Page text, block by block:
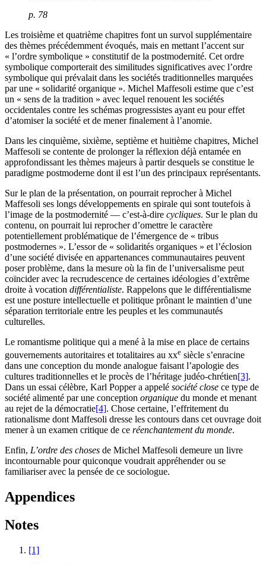
p. 78
Les troisième et quatrième chapitres font un survol supplémentaire
des thèmes précédemment évoqués, mais en mettant l’accent sur
« l’ordre symbolique » constitutif de la postmodernité. Cet ordre
symbolique comporterait des similitudes significatives avec l’ordre
symbolique qui prévalait dans les sociétés traditionnelles marquées
par une « solidarité organique ». Michel Maffesoli estime que c’est
un « sens de la tradition » avec lequel renouent les sociétés
occidentales contre les schémas progressistes ayant eu pour effet
d’atomiser la société et de mener finalement à l’anomie.
Dans les cinquième, sixième, septième et huitième chapitres, Michel
Maffesoli se contente de prolonger la réflexion déjà entamée en
approfondissant les thèmes majeurs à partir desquels se constitue le
paradigme postmoderne dont il est l’un des principaux représentants.
Sur le plan de la présentation, on pourrait reprocher à Michel
Maffesoli ses longs développements en spirale qui sont toutefois à
l’image de la postmodernité — c’est-à-dire cycliques. Sur le plan du
contenu, on pourrait lui reprocher d’omettre le caractère
potentiellement problématique de l’émergence de « tribus
postmodernes ». L’essor de « solidarités organiques » et l’éclosion
d’une société divisée en appartenances communautaires peuvent
poser problème, dans la mesure où la fin de l’universalisme peut
coïncider avec la recrudescence de certaines idéologies d’extrême
droite à vocation différentialiste. Rappelons que le différentialisme
est une posture intellectuelle et politique prônant le maintien d’une
séparation territoriale entre les peuples et les communautés
culturelles.
Le romantisme politique qui a mené à la mise en place de certains
gouvernements autoritaires et totalitaires au xxe siècle s’enracine
dans une conception du monde analogue faisant l’apologie des
cultures traditionnelles et le procès de l’héritage judéo-chrétien[3].
Dans un essai célèbre, Karl Popper a appelé société close ce type de
société alimenté par une conception organique du monde et menant
au rejet de la démocratie[4]. Chose certaine, l’effritement du
rationalisme dont Maffesoli dresse les contours dans cet ouvrage doit
mener à un examen critique de ce réenchantement du monde.
Enfin, L’ordre des choses de Michel Maffesoli demeure un livre
incontournable pour quiconque voudrait appréhender ou se
familiariser avec la pensée de ce sociologue.
Appendices
Notes
[1]